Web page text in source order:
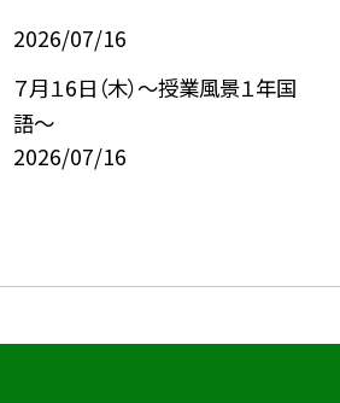
2026/07/16
７月１6日（木）～授業風景１年国
語～
2026/07/16